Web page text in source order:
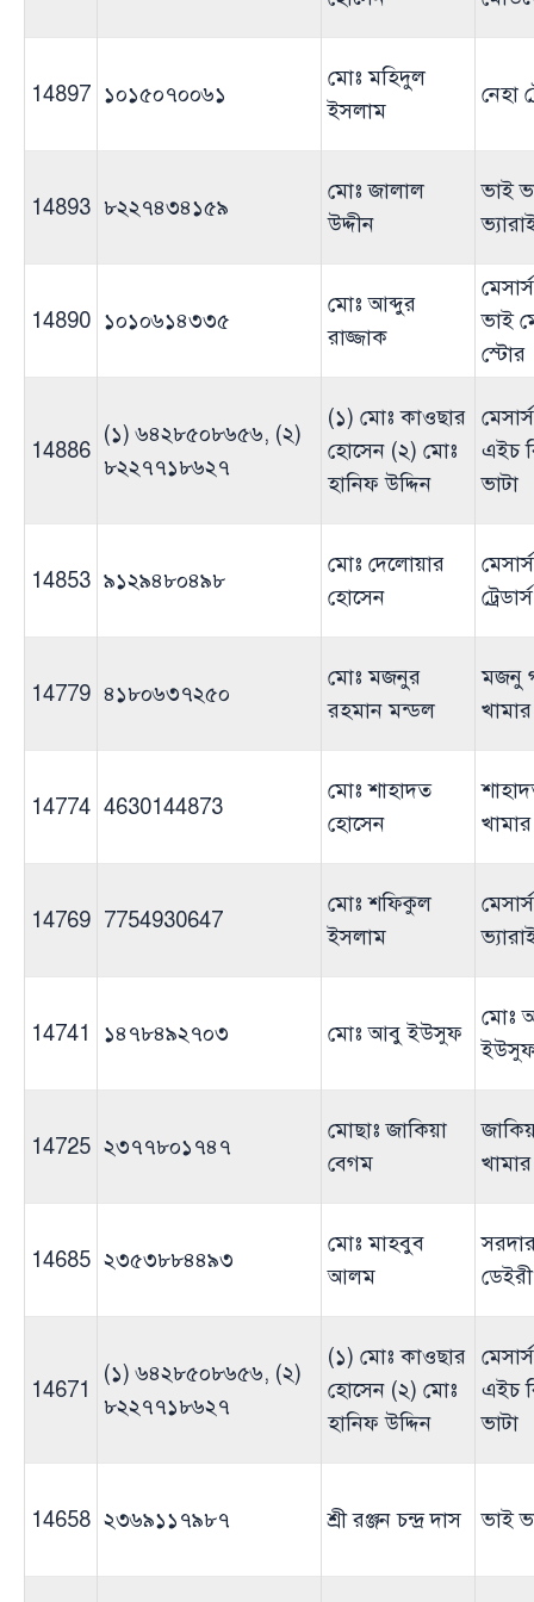
14897 ১০১৫০৭০০৬১
মোঃ মহিদুল
ইসলাম
নেহা
14893 ৮২২৭৪৩৪১৫৯
মোঃ জালাল
উদ্দীন
ভাই
14890 ১০১০৬১৪৩৩৫
মোঃ আব্দুর
রাজ্জাক
ভাই
স্টোর
14886
(১) ৬৪২৮৫০৮৬৫৬, (২)
৮২২৭৭১৮৬২৭
(১) মোঃ কাওছার
হোসেন (২) মোঃ
হানিফ উদ্দিন
এইচ
ভাটা
14853 ৯১২৯৪৮০৪৯৮
মোঃ দেলোয়ার
হোসেন
ট্রেডার্স
14779 ৪১৮০৬৩৭২৫০
মোঃ মজনুর
রহমান মন্ডল
মজনু
খামার
14774 4630144873
মোঃ শাহাদত
হোসেন
খামার
14769 7754930647
মোঃ শফিকুল
ইসলাম
14741 ১৪৭৮৪৯২৭০৩ মোঃ আবু ইউসুফ
মোঃ
14725 ২৩৭৭৮০১৭৪৭
মোছাঃ জাকিয়া
বেগম
খামার
14685 ২৩৫৩৮৮৪৪৯৩
মোঃ মাহবুব
আলম
14671
(১) ৬৪২৮৫০৮৬৫৬, (২)
৮২২৭৭১৮৬২৭
(১) মোঃ কাওছার
হোসেন (২) মোঃ
হানিফ উদ্দিন
এইচ
ভাটা
14658 ২৩৬৯১১৭৯৮৭ শ্রী রঞ্জন চন্দ্র দাস ভাই